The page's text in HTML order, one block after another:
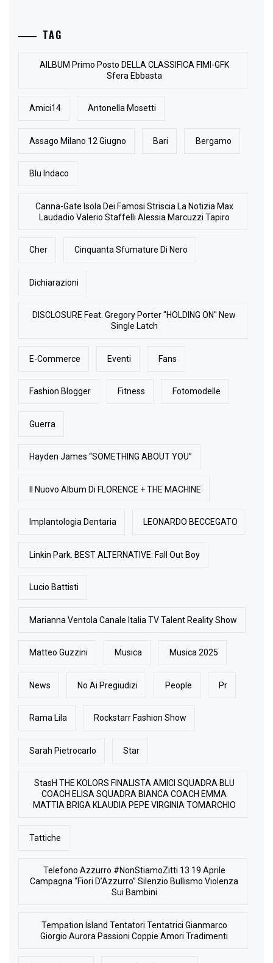
TAG
AlLBUM Primo Posto DELLA CLASSIFICA FIMI-GFK
Sfera Ebbasta
Amici14 Antonella Mosetti
Assago Milano 12 Giugno Bari Bergamo
Blu Indaco
Canna-Gate Isola Dei Famosi Striscia La Notizia Max
Laudadio Valerio Staffelli Alessia Marcuzzi Tapiro
Cher Cinquanta Sfumature Di Nero
Dichiarazioni
DISCLOSURE Feat. Gregory Porter "HOLDING ON" New
Single Latch
E-Commerce Eventi Fans
Fashion Blogger Fitness Fotomodelle
Guerra
Hayden James “SOMETHING ABOUT YOU”
Il Nuovo Album Di FLORENCE + THE MACHINE
Implantologia Dentaria LEONARDO BECCEGATO
Linkin Park. BEST ALTERNATIVE: Fall Out Boy
Lucio Battisti
Marianna Ventola Canale Italia TV Talent Reality Show
Matteo Guzzini Musica Musica 2025
News No Ai Pregiudizi People Pr
Rama Lila Rockstarr Fashion Show
Sarah Pietrocarlo Star
StasH THE KOLORS FINALISTA AMICI SQUADRA BLU
COACH ELISA SQUADRA BIANCA COACH EMMA
MATTIA BRIGA KLAUDIA PEPE VIRGINIA TOMARCHIO
Tattiche
Telefono Azzurro #NonStiamoZitti 13 19 Aprile
Campagna “Fiori D’Azzurro” Silenzio Bullismo Violenza
Sui Bambini
Tempation Island Tentatori Tentatrici Gianmarco
Giorgio Aurora Passioni Coppie Amori Tradimenti